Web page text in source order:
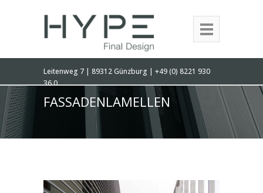
Leitenweg 7 | 89312 Günzburg | +49 (0) 8221 930
36 0
FASSADENLAMELLEN